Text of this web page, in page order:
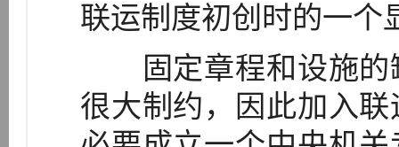
联运制度初创时的一个
固定章程和设施的
很大制约，因此加入